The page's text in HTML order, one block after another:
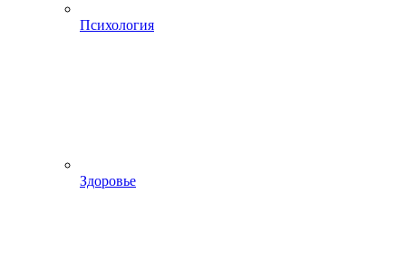
Психология
Здоровье